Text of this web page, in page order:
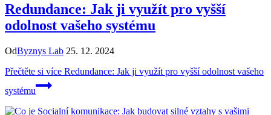
Redundance: Jak ji využít pro vyšší
odolnost vašeho systému
OdByznys Lab 25. 12. 2024
Přečtěte si více Redundance: Jak ji využít pro vyšší odolnost vašeho
systému